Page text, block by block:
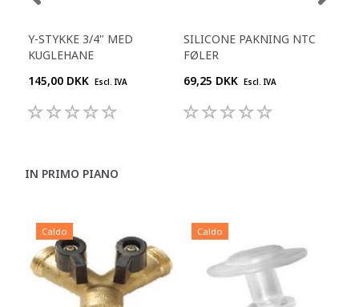
Y-STYKKE 3/4" MED
KUGLEHANE
145,00 DKK Escl. IVA
SILICONE PAKNING NTC
FØLER
69,25 DKK Escl. IVA
IN PRIMO PIANO
Caldo Caldo